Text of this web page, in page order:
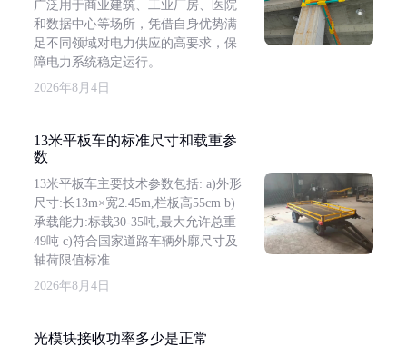
广泛用于商业建筑、工业厂房、医院
和数据中心等场所，凭借自身优势满
足不同领域对电力供应的高要求，保
障电力系统稳定运行。
2026年8月4日
13米平板车的标准尺寸和载重参
数
13米平板车主要技术参数包括: a)外形
尺寸:长13m×宽2.45m,栏板高55cm b)
承载能力:标载30-35吨,最大允许总重
49吨 c)符合国家道路车辆外廓尺寸及
轴荷限值标准
2026年8月4日
光模块接收功率多少是正常